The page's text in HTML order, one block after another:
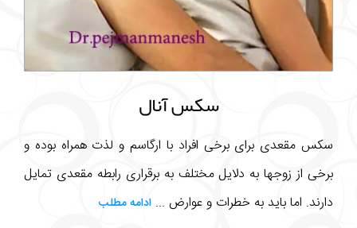
سکس آنال
سکس مقعدی برای برخی افراد با ارگاسم و لذت همراه بوده و
برخی از زوجها به دلایل مختلف به برقراری رابطه مقعدی تمایل
دارند. اما باید به خطرات و عوارض ... ادامه مطلب